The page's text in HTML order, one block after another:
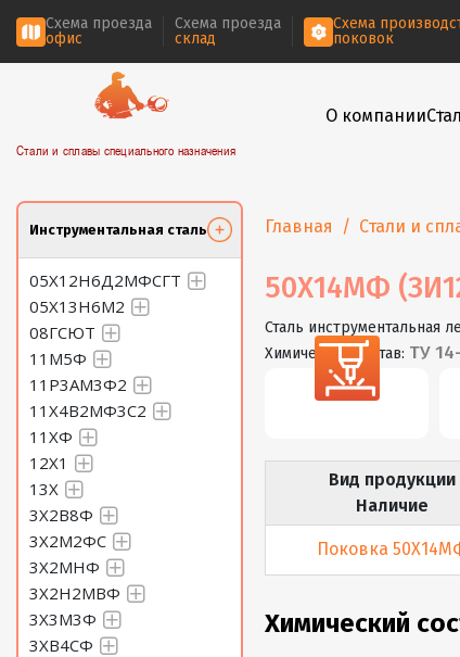
Схема проезда
офис
Схема проезда
склад
Схема
поковок
Стали и сплавы специального назначения
О компании
Инструментальная сталь
05Х12Н6Д2МФСГТ
05Х13Н6М2
08ГСЮТ
11М5Ф
11Р3АМ3Ф2
11Х4В2МФ3С2
11ХФ
12Х1
13Х
3Х2В8Ф
3Х2М2ФС
3Х2МНФ
3Х2Н2МВФ
3Х3М3Ф
3ХВ4СФ
Главная Стали и
50Х14МФ
Сталь инструментальная
Химический состав: ТУ
Резка
Вид продукции
Наличие
Поковка
Химический